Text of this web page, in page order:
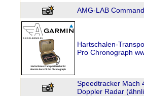
AMG-LAB
Hartschalen-
Pro Chronograph
Speedtracker Mach
Doppler Radar